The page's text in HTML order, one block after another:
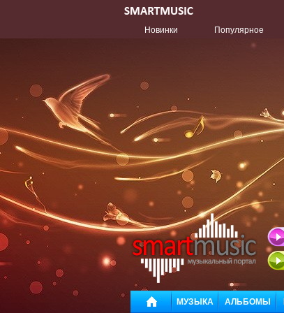
Новинки
Популярное
МУЗЫКА АЛЬБОМЫ